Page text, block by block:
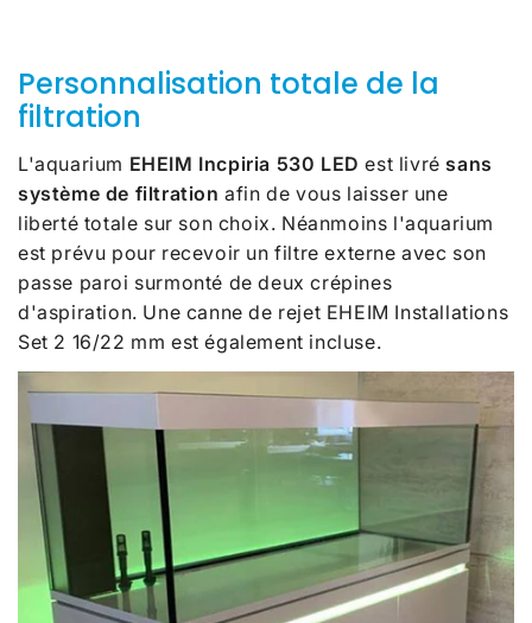
Personnalisation totale de la
filtration
L'aquarium EHEIM Incpiria 530 LED est livré sans
système de filtration afin de vous laisser une
liberté totale sur son choix. Néanmoins l'aquarium
est prévu pour recevoir un filtre externe avec son
passe paroi surmonté de deux crépines
d'aspiration. Une canne de rejet EHEIM Installations
Set 2 16/22 mm est également incluse.